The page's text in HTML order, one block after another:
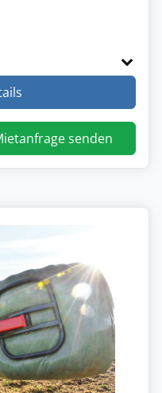
senden